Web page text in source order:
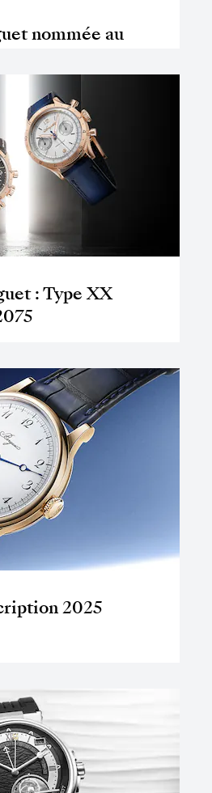
nommée au
: Type XX
2025